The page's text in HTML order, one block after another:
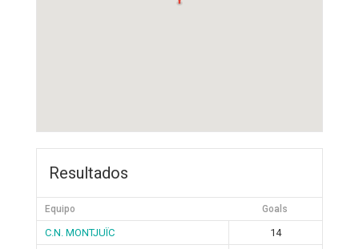
Resultados
Equipo Goals
C.N. MONTJUÏC 14